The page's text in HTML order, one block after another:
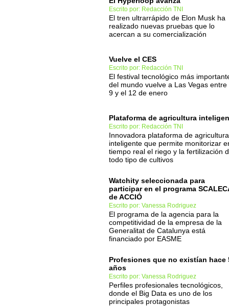
Escrito por: Redacción TNI
El tren ultrarrápido de Elon Musk ha
realizado nuevas pruebas que lo
acercan a su comercialización
Vuelve el CES
Escrito por: Redacción TNI
El festival tecnológico más
del mundo vuelve a Las Vegas entre
9 y el 12 de enero
Plataforma de agricultura
Escrito por: Redacción TNI
Innovadora plataforma de agricultura
inteligente que permite monitorizar
tiempo real el riego y la fertilización
todo tipo de cultivos
Watchity seleccionada para
participar en el programa
de ACCIÓ
Escrito por: Vanessa Rodriguez
El programa de la agencia para la
competitividad de la empresa de la
Generalitat de Catalunya está
financiado por EASME
Profesiones que no existían hace
años
Escrito por: Vanessa Rodriguez
Perfiles profesionales tecnológicos,
donde el Big Data es uno de los
principales protagonistas